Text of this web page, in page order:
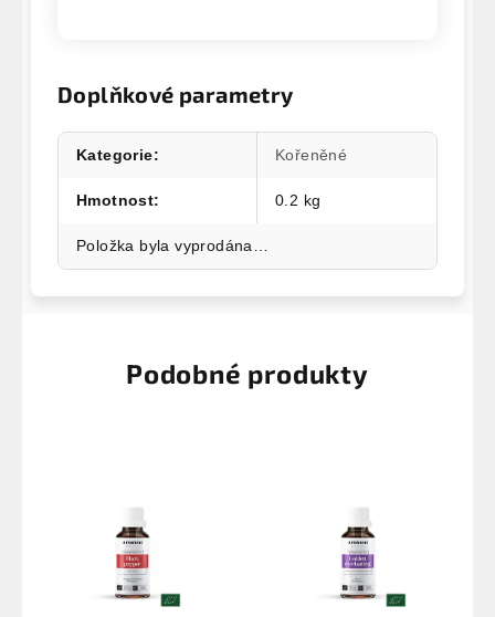
Doplňkové parametry
Kategorie: Kořeněné
Hmotnost: 0.2 kg
Položka byla vyprodána…
Podobné produkty